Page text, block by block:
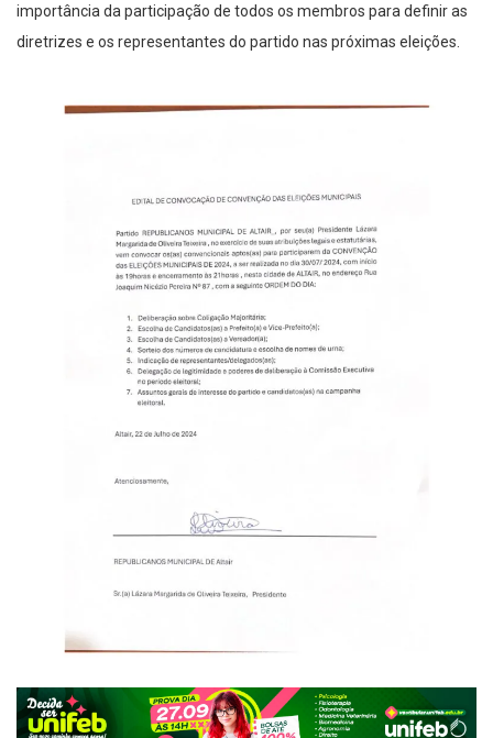
importância da participação de todos os membros para definir as
diretrizes e os representantes do partido nas próximas eleições.